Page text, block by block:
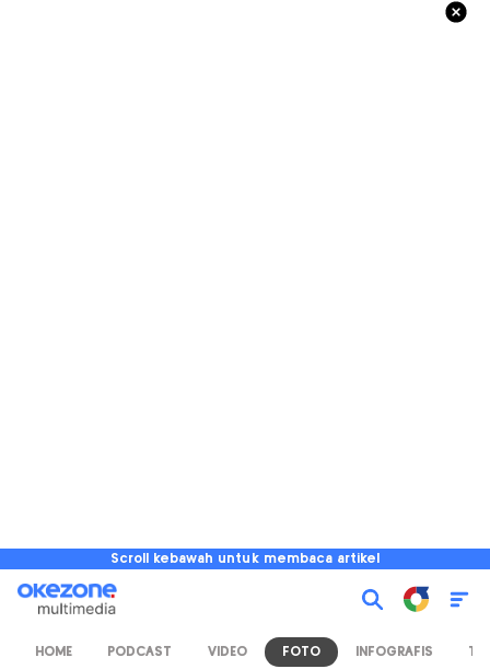
Scroll kebawah untuk membaca artikel
HOME PODCAST VIDEO FOTO INFOGRAFIS TV